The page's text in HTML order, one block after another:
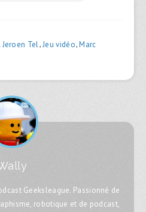
Jeroen Tel,Jeu vidéo,Marc
Geeksleague. Passionné de
robotique et de podcast,